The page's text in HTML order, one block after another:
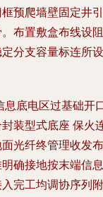
预爬墙壁固定井引
布置敷盒布线设阻
分支容量标连所设
底电区过基础开
装型式底座 保火
光纤终管理收发布
确接地按末端信息
完工均调协序列附